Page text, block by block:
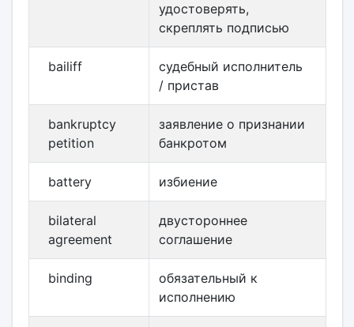
удостоверять,
скреплять подписью
bailiff
судебный исполнитель
/ пристав
bankruptcy
petition
заявление о признании
банкротом
battery избиение
bilateral
agreement
двустороннее
соглашение
binding
обязательный к
исполнению